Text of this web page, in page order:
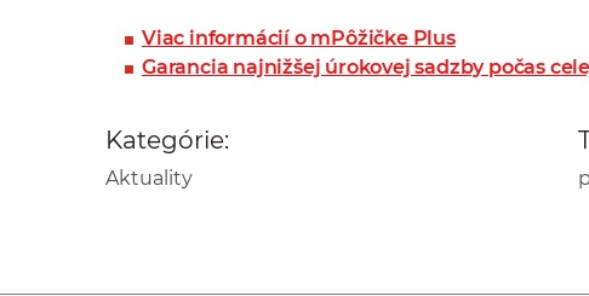
Viac informácií o mPôžičke Plus
Garancia najnižšej úrokovej sadzby počas
Kategórie:
Aktuality